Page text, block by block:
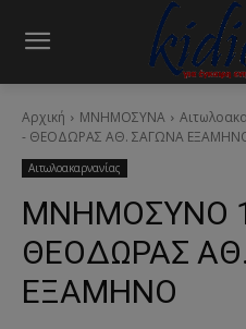
Αρχική ΜΝΗΜΟΣΥΝΑ
- ΘΕΟΔΩΡΑΣ ΑΘ. ΣΑΓΩΝΑ
Αιτωλοακαρνανίας
ΜΝΗΜΟΣΥΝΟ
ΘΕΟΔΩΡΑΣ
ΕΞΑΜΗΝΟ